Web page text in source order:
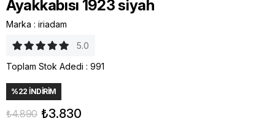
Ayakkabısı 1923 siyah
Marka : iriadam
5.0
Toplam Stok Adedi : 991
%22 İNDIRIM
₺4.890 ₺3.830